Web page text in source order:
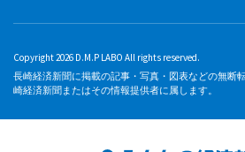
Copyright 2026 D.M.P LABO All rights reserved.
長崎経済新聞に掲載の記事・写真・図表などの無断
崎経済新聞またはその情報提供者に属します。